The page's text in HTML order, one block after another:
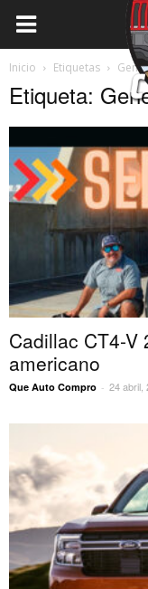
Inicio Etiquetas
Etiqueta:
Cadillac CT4-V
americano
Que Auto Compro - 24 abril,